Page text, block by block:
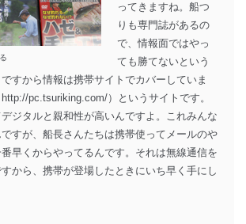
ってきますね。船つ
りも専門誌があるの
で、情報面ではやっ
ても勝てないという
すから情報は携帯サイトでカバーしていま
pc.tsuriking.com/）というサイトです。
ジタルと親和性が高いんですよ。これみんな
すが、船長さんたちは携帯使ってメールのや
早くからやってるんです。それは無線通信を
から、携帯が登場したときにいち早く手にし